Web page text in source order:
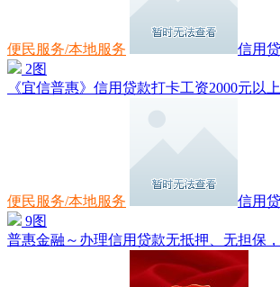
便民服务/本地服务 信用
2图
《宜信普惠》信用贷款打卡工资2000元以
便民服务/本地服务 信用
9图
普惠金融～办理信用贷款无抵押、无担保